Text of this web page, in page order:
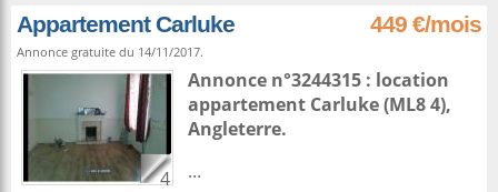
Appartement Carluke 449 €/mois
Annonce gratuite du 14/11/2017.
4
Annonce n°3244315 : location
appartement Carluke(ML8 4),
Angleterre.
...